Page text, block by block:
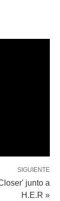
SIGUIENTE
junto a
H.E.R »